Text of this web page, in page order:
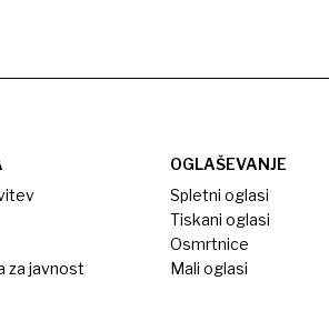
za javnost
OGLAŠEVANJE
Spletni oglasi
Tiskani oglasi
Osmrtnice
Mali oglasi